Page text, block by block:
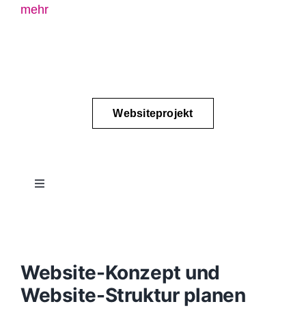
mehr
Websiteprojekt
Toggle
Konzept
Website-Konzept und
Website-Struktur planen